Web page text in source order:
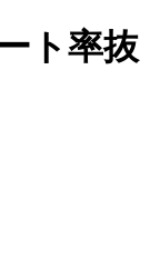
ト率抜